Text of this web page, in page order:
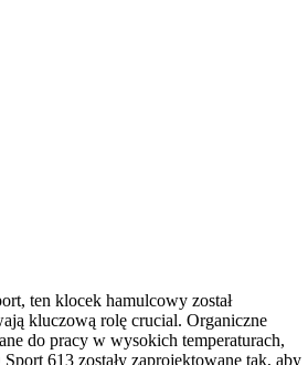
ten klocek hamulcowy został
kluczową rolę crucial. Organiczne
do pracy w wysokich temperaturach,
613 zostały zaprojektowane tak, aby